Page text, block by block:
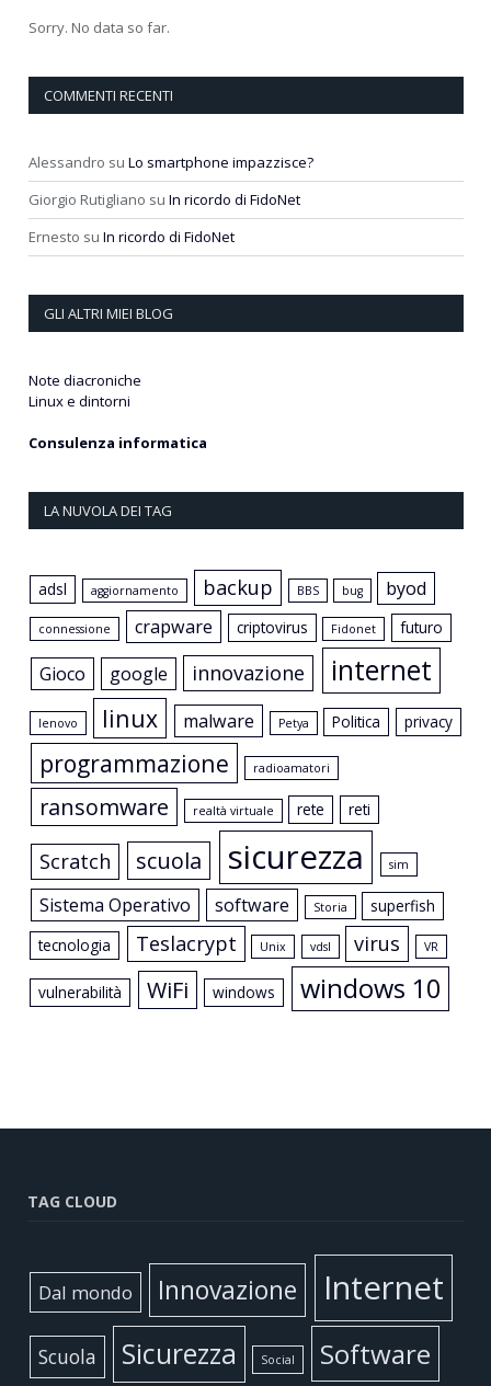
Sorry. No data so far.
COMMENTI RECENTI
Alessandro su Lo smartphone impazzisce?
Giorgio Rutigliano su In ricordo di FidoNet
Ernesto su In ricordo di FidoNet
GLI ALTRI MIEI BLOG
Note diacroniche
Linux e dintorni
Consulenza informatica
LA NUVOLA DEI TAG
adsl aggiornamento backup BBS bug byod
connessione crapware criptovirus Fidonet futuro
Gioco google innovazione internet
lenovo linux malware Petya Politica privacy
programmazione radioamatori
ransomware realtà virtuale rete reti
Scratch scuola sicurezza sim
Sistema Operativo software Storia
superfish
tecnologia
Teslacrypt Unix vdsl virus VR
vulnerabilità WiFi windows windows 10
TAG CLOUD
Dal mondo Innovazione Internet
Scuola Sicurezza Social Software